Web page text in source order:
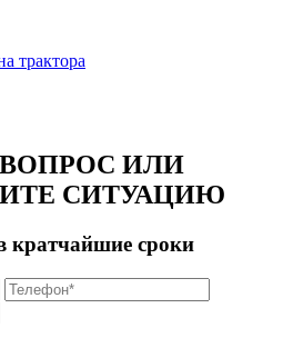
трактора
ИЛИ
СИТУАЦИЮ
кратчайшие сроки